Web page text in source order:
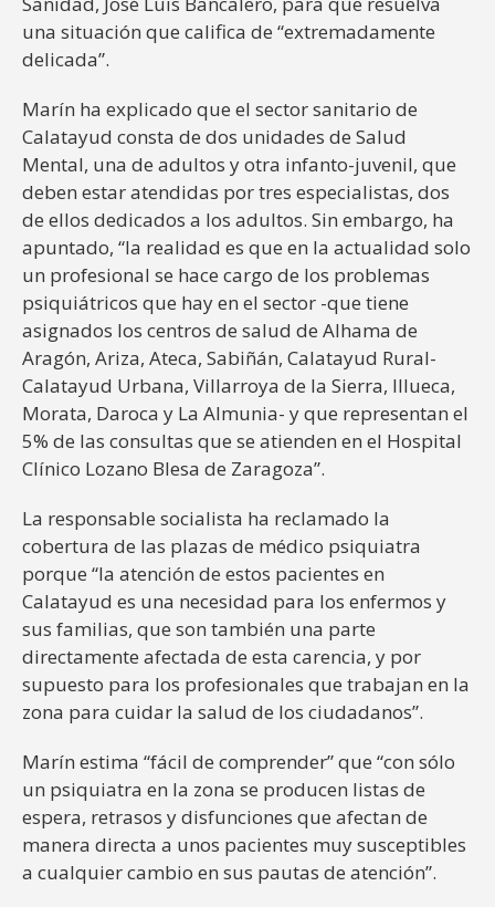
una situación que califica de “extremadamente
delicada”.
Marín ha explicado que el sector sanitario de
Calatayud consta de dos unidades de Salud
Mental, una de adultos y otra infanto-juvenil, que
deben estar atendidas por tres especialistas, dos
de ellos dedicados a los adultos. Sin embargo, ha
apuntado, “la realidad es que en la actualidad solo
un profesional se hace cargo de los problemas
psiquiátricos que hay en el sector -que tiene
asignados los centros de salud de Alhama de
Aragón, Ariza, Ateca, Sabiñán, Calatayud Rural-
Calatayud Urbana, Villarroya de la Sierra, Illueca,
Morata, Daroca y La Almunia- y que representan el
5% de las consultas que se atienden en el Hospital
Clínico Lozano Blesa de Zaragoza”.
La responsable socialista ha reclamado la
cobertura de las plazas de médico psiquiatra
porque “la atención de estos pacientes en
Calatayud es una necesidad para los enfermos y
sus familias, que son también una parte
directamente afectada de esta carencia, y por
supuesto para los profesionales que trabajan en la
zona para cuidar la salud de los ciudadanos”.
Marín estima “fácil de comprender” que “con sólo
un psiquiatra en la zona se producen listas de
espera, retrasos y disfunciones que afectan de
manera directa a unos pacientes muy susceptibles
a cualquier cambio en sus pautas de atención”.